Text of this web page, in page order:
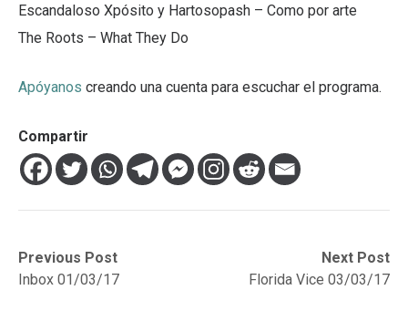
Escandaloso Xpósito y Hartosopash – Como por arte
The Roots – What They Do
Apóyanos creando una cuenta para escuchar el programa.
Compartir
Navegación
de
Previous Post
Previous
post:Inbox 01/03/17
Next Post
Next
post:
Florida Vice 03/03/17